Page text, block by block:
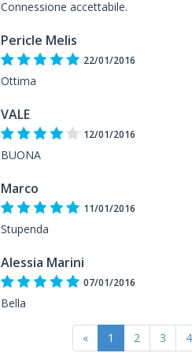
Connessione accettabile.
Pericle Melis
22/01/2016
Ottima
VALE
12/01/2016
BUONA
Marco
11/01/2016
Stupenda
Alessia Marini
07/01/2016
Bella
« 1 2 3 4